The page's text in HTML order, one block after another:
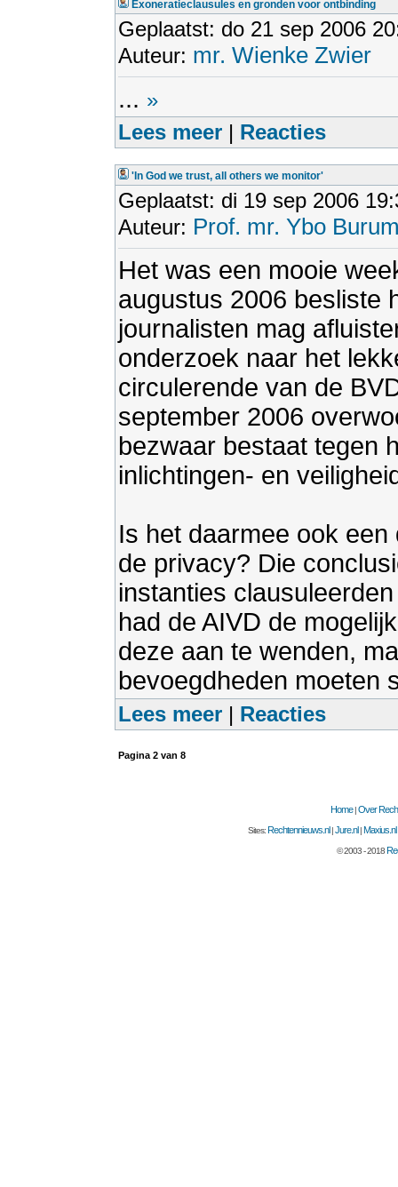
Exoneratieclausules en gronden voor ontbinding
Geplaatst: do 21 sep 2006
Auteur: mr. Wienke Zwier
... »
Lees meer | Reacties
'In God we trust, all others we monitor'
Geplaatst: di 19 sep 2006
Auteur: Prof. mr. Ybo
Het was een mooie
augustus 2006 besliste
journalisten mag
onderzoek naar het
circulerende van de
september 2006
bezwaar bestaat tegen
inlichtingen- en
Is het daarmee ook
de privacy? Die
instanties
had de AIVD de
deze aan te wenden,
bevoegdheden moeten
Lees meer | Reacties
Pagina 2 van 8
Home|Over
Sites:Rechtennieuws.nl |Jure.nl |Maxius.nl
© 2003 - 2018